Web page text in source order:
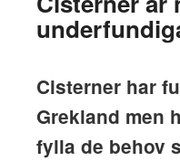
Cisterner har
Grekland men
fylla de behov